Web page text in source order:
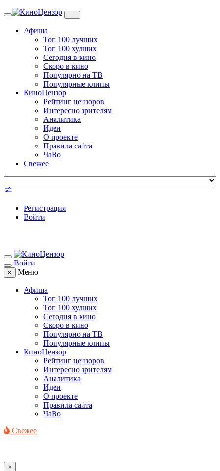
Toggle
Афиша
Топ 100 лучших
Топ 100 худших
Сегодня в кино
Скоро в кино
Популярно на ТВ
Популярные клипы
КиноЦензор
Рейтинг цензоров
Интересно зрителям
Аналитика
Идеи
О проекте
Правила сайта
ЧаВо
Свежее
Регистрация
Войти
Войти
× Меню
Афиша
Топ 100 лучших
Топ 100 худших
Сегодня в кино
Скоро в кино
Популярно на ТВ
Популярные клипы
КиноЦензор
Рейтинг цензоров
Интересно зрителям
Аналитика
Идеи
О проекте
Правила сайта
ЧаВо
Свежее
×